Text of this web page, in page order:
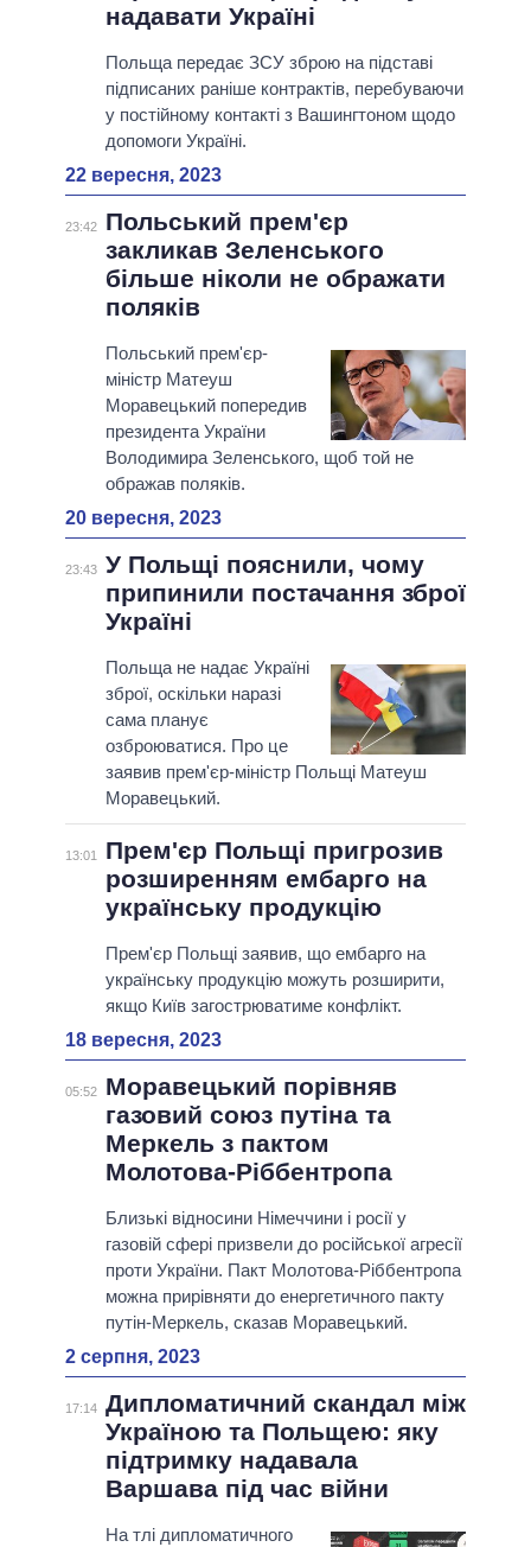
надавати Україні
Польща передає ЗСУ зброю на підставі
підписаних раніше контрактів, перебуваючи
у постійному контакті з Вашингтоном щодо
допомоги Україні.
22 вересня, 2023
23:42
Польський прем'єр
закликав Зеленського
більше ніколи не ображати
поляків
Польський прем'єр-
міністр Матеуш
Моравецький попередив
президента України
Володимира Зеленського, щоб той не
ображав поляків.
20 вересня, 2023
23:43 У Польщі пояснили, чому
припинили постачання зброї
Україні
Польща не надає Україні
зброї, оскільки наразі
сама планує
озброюватися. Про це
заявив прем'єр-міністр Польщі Матеуш
Моравецький.
13:01
Прем'єр Польщі пригрозив
розширенням ембарго на
українську продукцію
Прем'єр Польщі заявив, що ембарго на
українську продукцію можуть розширити,
якщо Київ загострюватиме конфлікт.
18 вересня, 2023
05:52
Моравецький порівняв
газовий союз путіна та
Меркель з пактом
Молотова-Ріббентропа
Близькі відносини Німеччини і росії у
газовій сфері призвели до російської агресії
проти України. Пакт Молотова-Ріббентропа
можна прирівняти до енергетичного пакту
путін-Меркель, сказав Моравецький.
2 серпня, 2023
17:14 Дипломатичний скандал між
Україною та Польщею: яку
підтримку надавала
Варшава під час війни
На тлі дипломатичного